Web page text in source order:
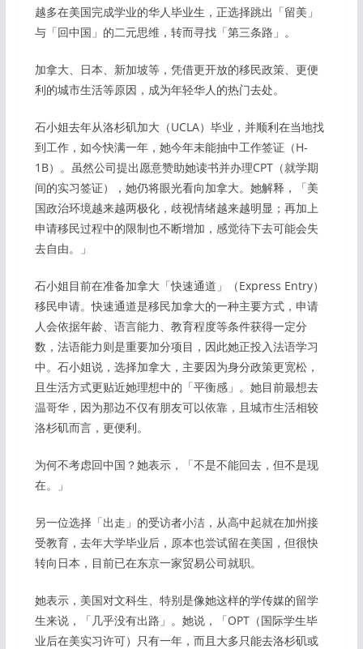
越多在美国完成学业的华人毕业生，正选择跳出「留美」
与「回中国」的二元思维，转而寻找「第三条路」。
加拿大、日本、新加坡等，凭借更开放的移民政策、更便
利的城市生活等原因，成为年轻华人的热门去处。
石小姐去年从洛杉矶加大（UCLA）毕业，并顺利在当地找
到工作，如今快满一年，她今年未能抽中工作签证（H-
1B）。虽然公司提出愿意赞助她读书并办理CPT（就学期
间的实习签证），她仍将眼光看向加拿大。她解释，「美
国政治环境越来越两极化，歧视情绪越来越明显；再加上
申请移民过程中的限制也不断增加，感觉待下去可能会失
去自由。」
石小姐目前在准备加拿大「快速通道」（Express Entry）
移民申请。快速通道是移民加拿大的一种主要方式，申请
人会依据年龄、语言能力、教育程度等条件获得一定分
数，法语能力则是重要加分项目，因此她正投入法语学习
中。石小姐说，选择加拿大，主要因为身分政策更宽松，
且生活方式更贴近她理想中的「平衡感」。她目前最想去
温哥华，因为那边不仅有朋友可以依靠，且城市生活相较
洛杉矶而言，更便利。
为何不考虑回中国？她表示，「不是不能回去，但不是现
在。」
另一位选择「出走」的受访者小洁，从高中起就在加州接
受教育，去年大学毕业后，原本也尝试留在美国，但很快
转向日本，目前已在东京一家贸易公司就职。
她表示，美国对文科生、特别是像她这样的学传媒的留学
生来说，「几乎没有出路」。她说，「OPT（国际学生毕
业后在美实习许可）只有一年，而且大多只能去洛杉矶或